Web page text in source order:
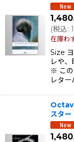
1,480
(税込:
在庫わ
Size
レや、
※ この
レタ
スター
1,480